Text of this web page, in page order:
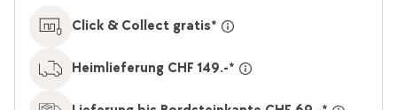
Click & Collect gratis*
Heimlieferung CHF 149.-*